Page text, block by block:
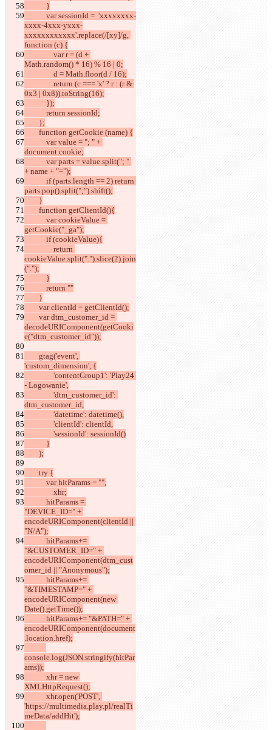
            }
xxxx-4xxx-yxxx-
xxxxxxxxxxxx'.replace(/[xy]/g,
function (c) {
Math.random() * 16) % 16 | 0;
                d = Math.floor(d / 16);
0x3 | 0x8)).toString(16);
            });
            return sessionId;
        };
        function getCookie (name) {
document.cookie;
+ name + "=");
parts.pop().split(";").shift();
        }
        function getClientId(){
getCookie("_ga");
            if (cookieValue){
cookieValue.split(".").slice(2).join
(".");
            }
            return ""
        }
        var clientId = getClientId();
decodeURIComponent(getCooki
e("dtm_customer_id"));
'custom_dimension', {
- Logowanie',
dtm_customer_id,
                'datetime': datetime(),
                'clientId': clientId,
                'sessionId': sessionId()
            }
        );
        try {
            var hitParams = "",
                xhr;
"DEVICE_ID=" +
encodeURIComponent(clientId ||
"N/A");
"&CUSTOMER_ID=" +
encodeURIComponent(dtm_cust
omer_id || "Anonymous");
"&TIMESTAMP=" +
encodeURIComponent(new
Date().getTime());
encodeURIComponent(document
.location.href);
console.log(JSON.stringify(hitPar
ams));
XMLHttpRequest();
'https://multimedia.play.pl/realTi
meData/addHit');